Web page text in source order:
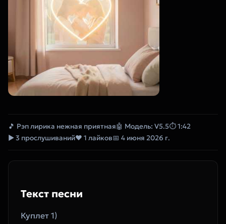
🎵 Рэп лирика нежная приятная🤖 Модель: V5.5⏱ 1:42
▶ 3 прослушиваний❤ 1 лайков📅 4 июня 2026 г.
Текст песни
Куплет 1)